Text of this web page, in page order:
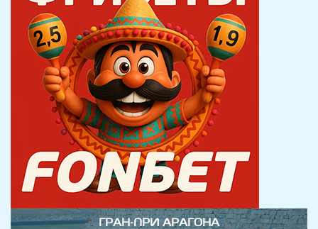
ГРАН-ПРИ АРАГОНА